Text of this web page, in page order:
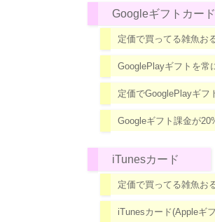
Googleギフトカード
定価で買ってる雑魚お
GooglePlayギフトを常
定価でGooglePlayギフ
Googleギフト課金が
iTunesカード
定価で買ってる雑魚お
iTunesカード(Appleギ